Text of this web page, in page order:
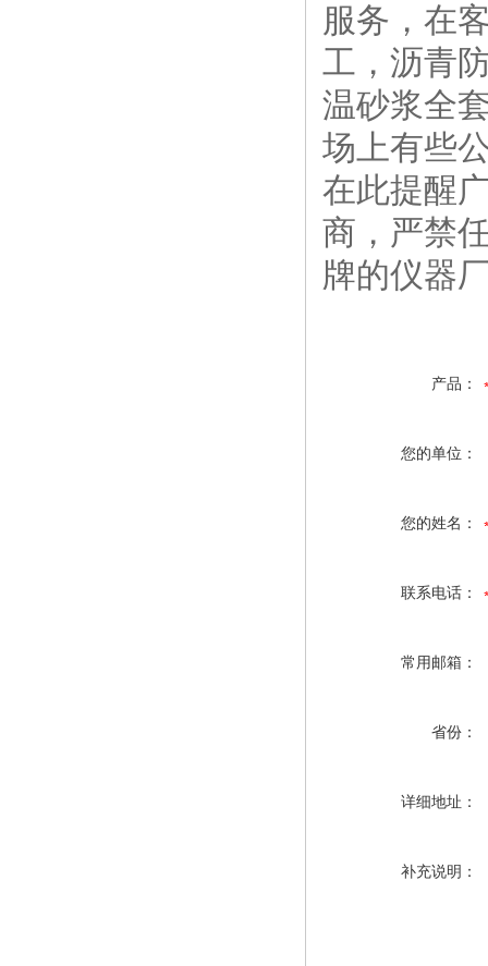
服务，在
工，沥青
温砂浆全
场上有些
在此提醒
商，严禁
牌的仪器
产品：
您的单位：
您的姓名：
联系电话：
常用邮箱：
省份：
详细地址：
补充说明：